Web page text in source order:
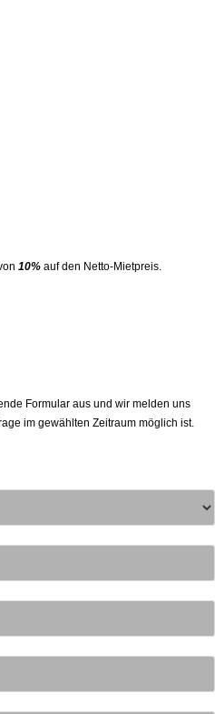
10% auf den Netto-Mietpreis.
Formular aus und wir melden uns
im gewählten Zeitraum möglich ist.